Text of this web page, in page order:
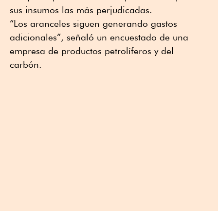
sus insumos las más perjudicadas.
“Los aranceles siguen generando gastos
adicionales”, señaló un encuestado de una
empresa de productos petrolíferos y del
carbón.